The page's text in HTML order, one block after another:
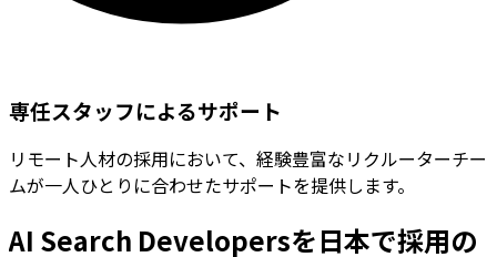
専任スタッフによるサポート
リモート人材の採用において、経験豊富なリクルーターチー
ムが一人ひとりに合わせたサポートを提供します。
AI Search Developersを日本で採用の